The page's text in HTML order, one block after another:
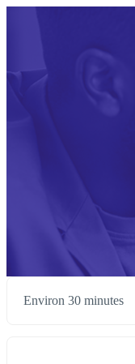
Environ 30 minutes